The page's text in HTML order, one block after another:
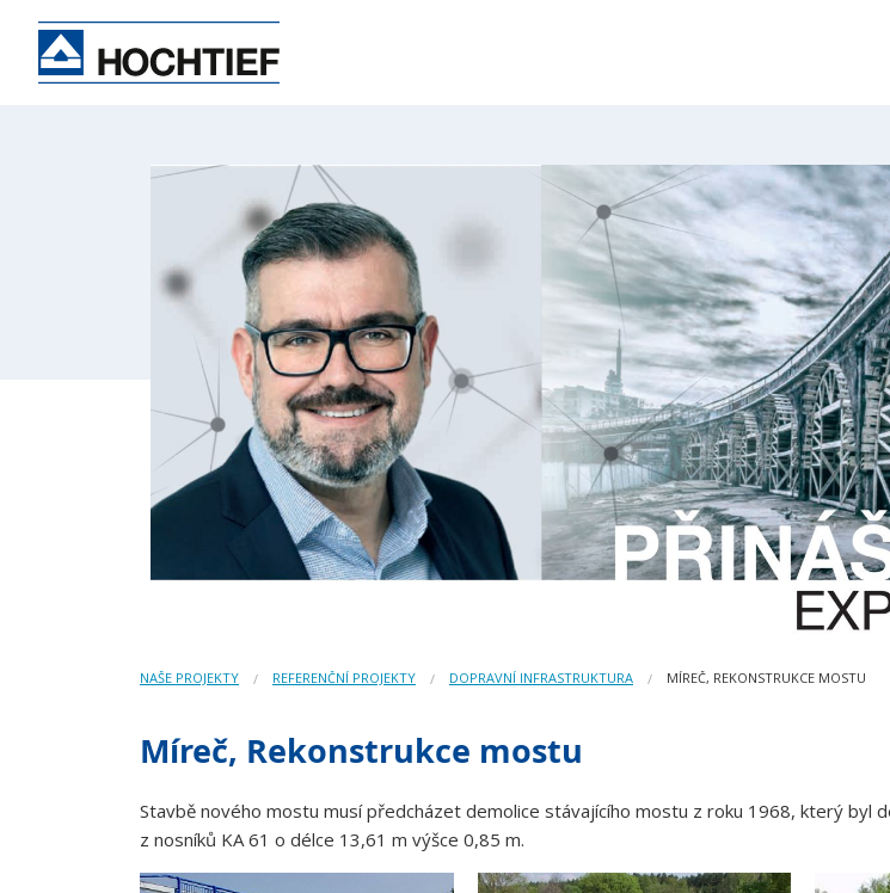
NAŠE PROJEKTY REFERENČNÍ PROJEKTY DOPRAVNÍ INFRASTRUKTURA MÍREČ, REKONSTRUKCE MOSTU
Míreč, Rekonstrukce mostu
Stavbě nového mostu musí předcházet demolice stávajícího mostu z roku 1968, který byl
z nosníků KA 61 o délce 13,61 m výšce 0,85 m.